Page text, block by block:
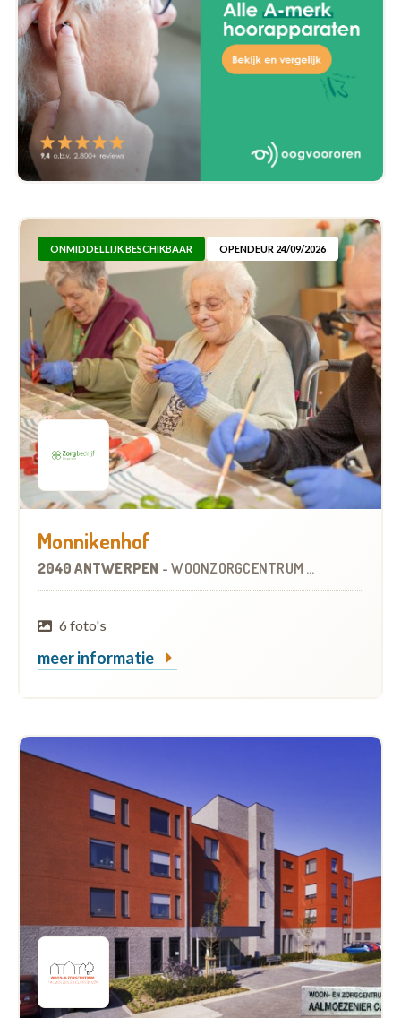
ONMIDDELLIJK BESCHIKBAAR OPENDEUR 24/09/2026
Monnikenhof
2040 ANTWERPEN -WOONZORGCENTRUM (WZC)
6 foto's
meer informatie